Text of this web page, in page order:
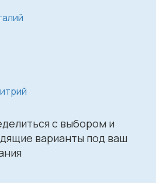
с выбором и
варианты под ваш